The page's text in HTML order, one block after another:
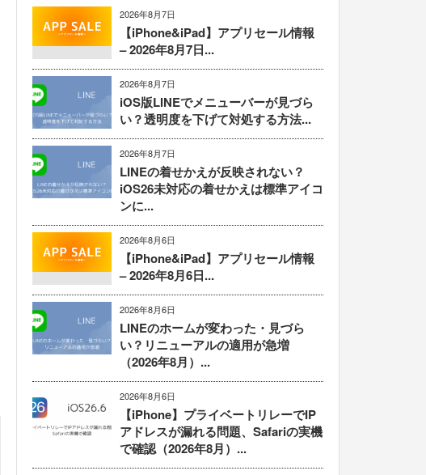
2026年8月7日
【iPhone&iPad】アプリセール情報
– 2026年8月7日...
2026年8月7日
iOS版LINEでメニューバーが見づら
い？透明度を下げて対処する方法...
2026年8月7日
LINEの着せかえが反映されない？
iOS26未対応の着せかえは標準アイコ
ンに...
2026年8月6日
【iPhone&iPad】アプリセール情報
– 2026年8月6日...
2026年8月6日
LINEのホームが変わった・見づら
い？リニューアルの適用が急増
（2026年8月）...
2026年8月6日
【iPhone】プライベートリレーでIP
アドレスが漏れる問題、Safariの実機
で確認（2026年8月）...